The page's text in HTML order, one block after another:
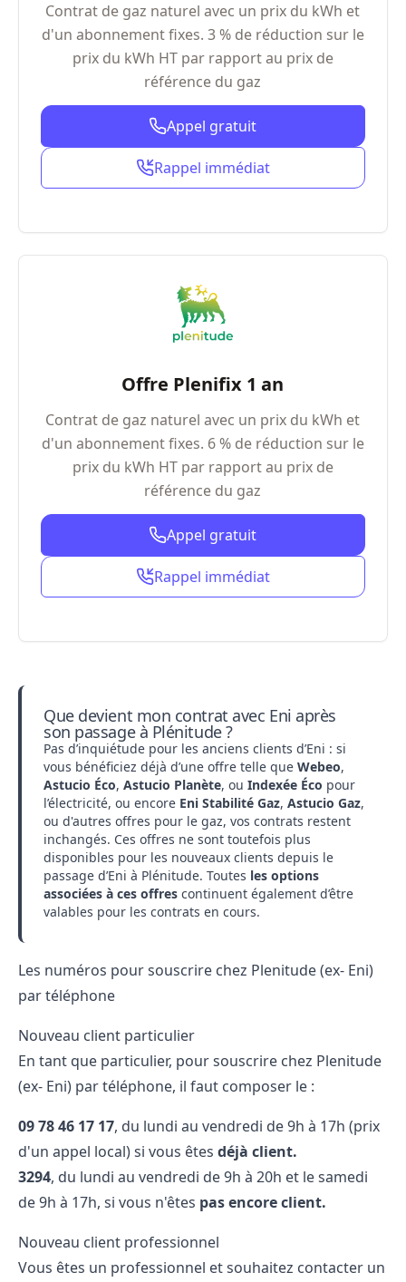
Contrat de gaz naturel avec un prix du kWh et
d'un abonnement fixes. 3 % de réduction sur le
prix du kWh HT par rapport au prix de
référence du gaz
Appel gratuit
Rappel immédiat
Offre Plenifix 1 an
Contrat de gaz naturel avec un prix du kWh et
d'un abonnement fixes. 6 % de réduction sur le
prix du kWh HT par rapport au prix de
référence du gaz
Appel gratuit
Rappel immédiat
Que devient mon contrat avec Eni après
son passage à Plénitude ?
Pas d’inquiétude pour les anciens clients d’Eni : si
vous bénéficiez déjà d’une offre telle que Webeo,
Astucio Éco, Astucio Planète, ou Indexée Éco pour
l’électricité, ou encore Eni Stabilité Gaz, Astucio Gaz,
ou d'autres offres pour le gaz, vos contrats restent
inchangés. Ces offres ne sont toutefois plus
disponibles pour les nouveaux clients depuis le
passage d’Eni à Plénitude. Toutes les options
associées à ces offres continuent également d’être
valables pour les contrats en cours.
Les numéros pour souscrire chez Plenitude (ex- Eni)
par téléphone
Nouveau client particulier
En tant que particulier, pour souscrire chez Plenitude
(ex- Eni) par téléphone, il faut composer le :
09​ 78​ 46​ 17​ 17, du lundi au vendredi de 9h à 17h (prix
d'un appel local) si vous êtes déjà client.
3294, du lundi au vendredi de 9h à 20h et le samedi
de 9h à 17h, si vous n'êtes pas encore client.
Nouveau client professionnel
Vous êtes un professionnel et souhaitez contacter un